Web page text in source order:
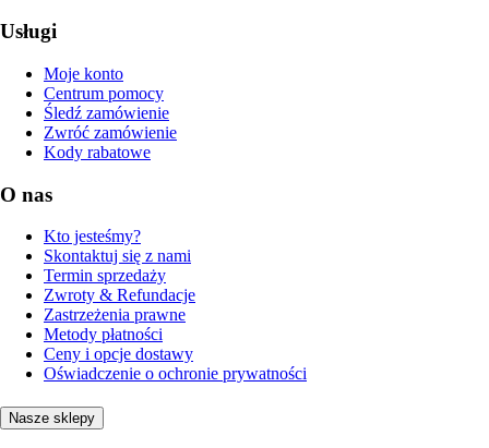
Usługi
Moje konto
Centrum pomocy
Śledź zamówienie
Zwróć zamówienie
Kody rabatowe
O nas
Kto jesteśmy?
Skontaktuj się z nami
Termin sprzedaży
Zwroty & Refundacje
Zastrzeżenia prawne
Metody płatności
Ceny i opcje dostawy
Oświadczenie o ochronie prywatności
Nasze sklepy